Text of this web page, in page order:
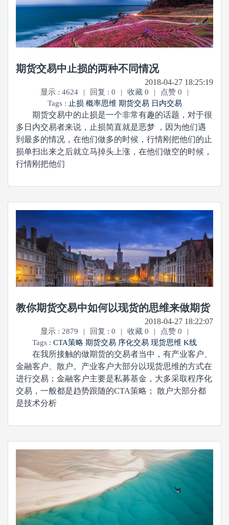
期货交易中止损的两种不同情况
2018-04-27 18:25:19
显示 : 4624 | 回复 : 0 | 收藏 0 | 点赞 0
|
Tags : 止损 概率思维 期货交易 日内交易
期货交易中的止损是一个非常有趣的话题，对于很
多日内交易者来说，止损简直就是恶梦 ，因为他们遇
到最多的情况，在他们做多的时候，行情刚把他们的止
损单扫出来之后就立马掉头上涨，在他们做空的时候，
行情刚把他们
教你期货交易中如何以现货的思维来做期货
2018-04-27 18:22:07
显示 : 2879 | 回复 : 0 | 收藏 0 | 点赞 0
|
Tags : CTA策略 期货交易 序化交易 现货思维 K线
在我所接触的做期货的交易者当中，有产业客户、
金融客户、散户。产业客户大部分以现货思维的方式在
进行交易；金融客户主要是私募基金，大多采取程序化
交易，一般都是趋势跟随的CTA策略； 散户大部分都
是技术分析